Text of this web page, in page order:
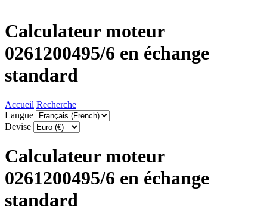
Calculateur moteur
0261200495/6 en échange
standard
Accueil Recherche
Langue
Devise
Calculateur moteur
0261200495/6 en échange
standard